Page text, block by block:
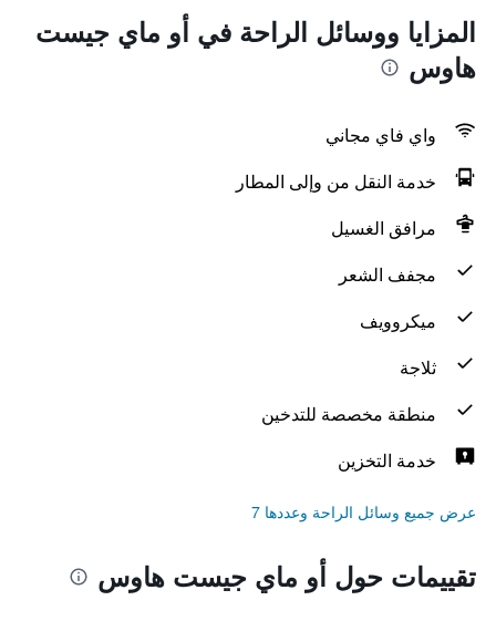
المزايا ووسائل الراحة في أو ماي جيست
هاوس
واي فاي مجاني
خدمة النقل من وإلى المطار
مرافق الغسيل
مجفف الشعر
ميكروويف
ثلاجة
منطقة مخصصة للتدخين
خدمة التخزين
عرض جميع وسائل الراحة وعددها 7
تقييمات حول أو ماي جيست هاوس